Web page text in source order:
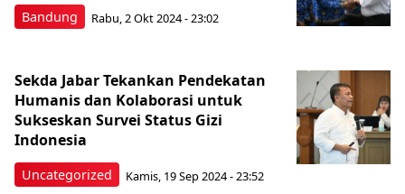
Bandung Rabu, 2 Okt 2024 - 23:02
Uncategorized
Sekda Jabar Tekankan Pendekatan
Humanis dan Kolaborasi untuk
Sukseskan Survei Status Gizi
Indonesia
Kamis, 19 Sep 2024 - 23:52